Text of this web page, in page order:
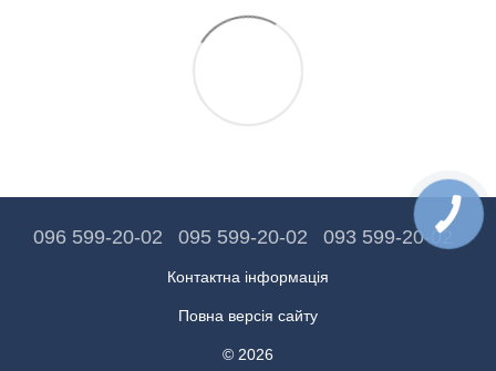
096 599-20-02 095 599-20-02 093 599-20-02
Контактна інформація
Повна версія сайту
© 2026